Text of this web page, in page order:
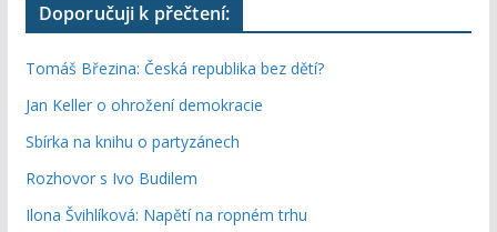
Doporučuji k přečtení:
Tomáš Březina: Česká republika bez dětí?
Jan Keller o ohrožení demokracie
Sbírka na knihu o partyzánech
Rozhovor s Ivo Budilem
Ilona Švihlíková: Napětí na ropném trhu